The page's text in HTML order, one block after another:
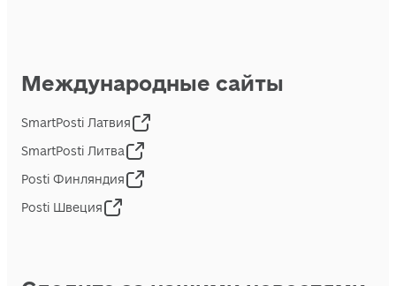
Международные сайты
SmartPosti Латвия
SmartPosti Литва
Posti Финляндия
Posti Швеция